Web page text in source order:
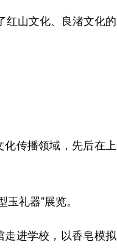
山文化、良渚文化的
传播领域，先后在上
礼器”展览。
进学校，以香皂模拟